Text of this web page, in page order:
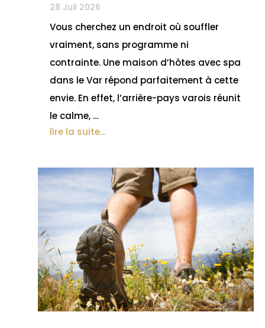
28 Juil 2026
Vous cherchez un endroit où souffler
vraiment, sans programme ni
contrainte. Une maison d’hôtes avec spa
dans le Var répond parfaitement à cette
envie. En effet, l’arrière-pays varois réunit
le calme, …
lire la suite…